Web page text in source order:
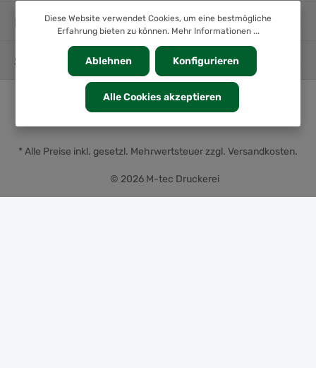
INFORMATION
SERVICE
© 2026 M-tec Druckerei
* Alle Preise inkl. gesetzl. Mehrwertsteuer zzgl. Versandkosten.
Diese Website verwendet Cookies, um eine bestmögliche
Erfahrung bieten zu können. Mehr Informationen ...
Ablehnen Konfigurieren
Alle Cookies akzeptieren